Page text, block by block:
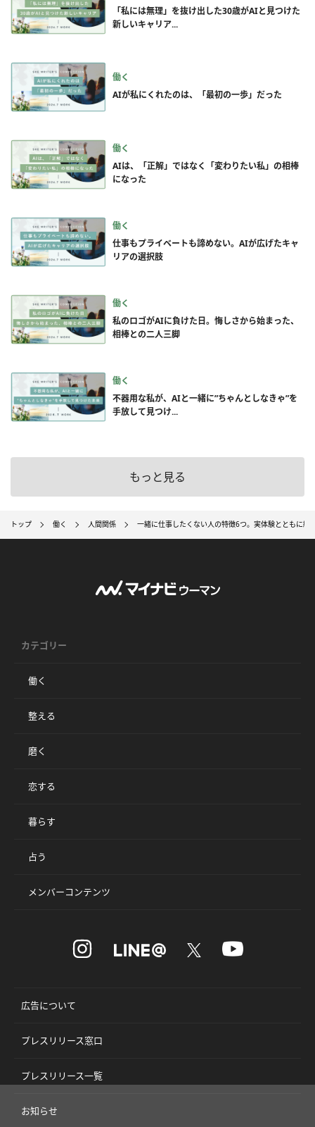
「私には無理」を抜け出した30歳がAIと見つけた
新しいキャリア...
働く
AIが私にくれたのは、「最初の一歩」だった
働く
AIは、「正解」ではなく「変わりたい私」の相棒
になった
働く
仕事もプライベートも諦めない。AIが広げたキャ
リアの選択肢
働く
私のロゴがAIに負けた日。悔しさから始まった、
相棒との二人三脚
働く
不器用な私が、AIと一緒に”ちゃんとしなきゃ”を
手放して見つけ...
もっと見る
トップ 働く 人間関係 一緒に仕事したくない人の特徴6つ。実体験とともに紹
カテゴリー
働く
整える
磨く
恋する
暮らす
占う
メンバーコンテンツ
広告について
プレスリリース窓口
プレスリリース一覧
お知らせ